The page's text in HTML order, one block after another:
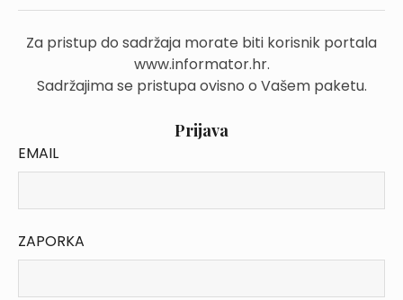
Za pristup do sadržaja morate biti korisnik portala
www.informator.hr.
Sadržajima se pristupa ovisno o Vašem paketu.
Prijava
EMAIL
ZAPORKA